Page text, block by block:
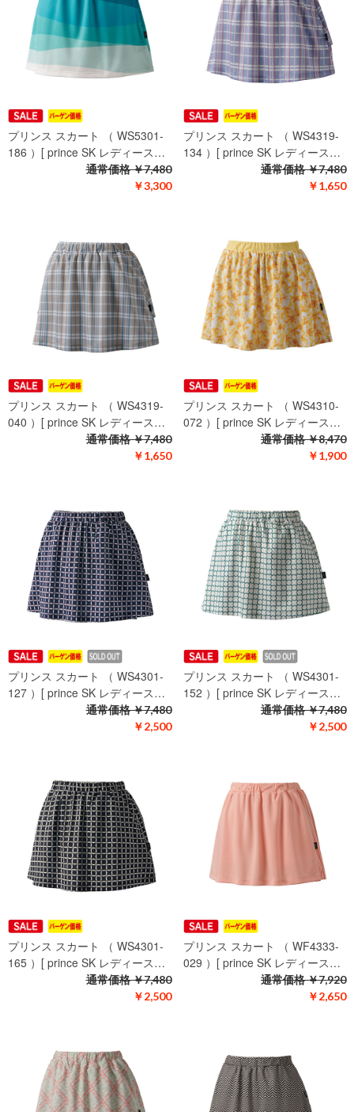
プリンス スカート （ WS5301-
186 ）[ prince SK レディース…
￥3,300
通常価格￥7,480
プリンス スカート （ WS4319-
134 ）[ prince SK レディース…
￥1,650
通常価格￥7,480
プリンス スカート （ WS4319-
040 ）[ prince SK レディース…
￥1,650
通常価格￥7,480
プリンス スカート （ WS4310-
072 ）[ prince SK レディース…
￥1,900
通常価格￥8,470
プリンス スカート （ WS4301-
127 ）[ prince SK レディース…
￥2,500
通常価格￥7,480
プリンス スカート （ WS4301-
152 ）[ prince SK レディース…
￥2,500
通常価格￥7,480
プリンス スカート （ WS4301-
165 ）[ prince SK レディース…
￥2,500
通常価格￥7,480
プリンス スカート （ WF4333-
029 ）[ prince SK レディース…
￥2,650
通常価格￥7,920